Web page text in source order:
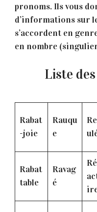
pronoms. Ils vous
d’informations sur
s’accordent en
en nombre
Liste
Rabat
-joie
Rauqu
e
Rabat
table
Ravag
é